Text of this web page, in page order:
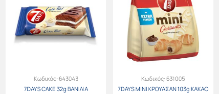
Κωδικός:643043
7DAYS CAKE 32g ΒΑΝΙΛΙΑ
Κωδικός:631005
7DAYS MINI ΚΡΟΥΑΣΑΝ 103g ΚΑΚΑΟ